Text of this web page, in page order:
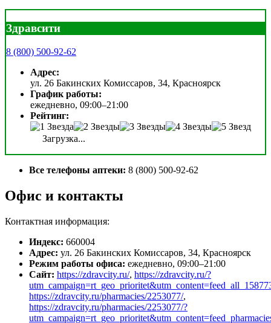
Здравсити
8 (800) 500-92-62
Адрес:
ул. 26 Бакинских Комиссаров, 34, Красноярск
График работы:
ежедневно, 09:00–21:00
Рейтинг:
Загрузка...
Все телефоны аптеки: 8 (800) 500-92-62
Офис и контакты
Контактная информация:
Индекс: 660004
Адрес: ул. 26 Бакинских Комиссаров, 34, Красноярск
Режим работы офиса: ежедневно, 09:00–21:00
Сайт: https://zdravcity.ru/, https://zdravcity.ru/?
https://zdravcity.ru/pharmacies/2253077/,
https://zdravcity.ru/pharmacies/2253077/?